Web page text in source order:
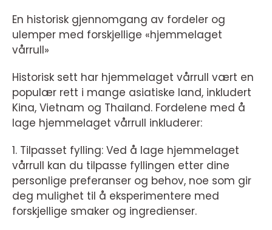
En historisk gjennomgang av fordeler og
ulemper med forskjellige «hjemmelaget
vårrull»
Historisk sett har hjemmelaget vårrull vært en
populær rett i mange asiatiske land, inkludert
Kina, Vietnam og Thailand. Fordelene med å
lage hjemmelaget vårrull inkluderer:
1. Tilpasset fylling: Ved å lage hjemmelaget
vårrull kan du tilpasse fyllingen etter dine
personlige preferanser og behov, noe som gir
deg mulighet til å eksperimentere med
forskjellige smaker og ingredienser.